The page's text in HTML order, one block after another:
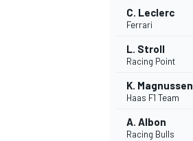
C. Leclerc
Ferrari
L. Stroll
Racing Point
K. Magnussen
Haas F1 Team
A. Albon
Racing Bulls